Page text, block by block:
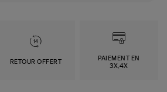
RETOUR OFFERT
PAIEMENT EN
3X,4X